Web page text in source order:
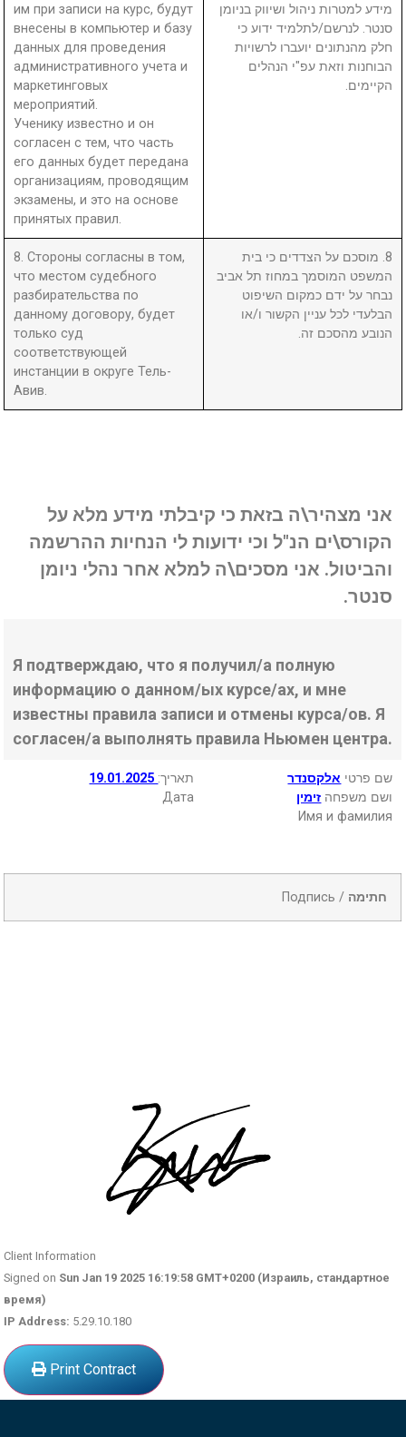
им при записи на курс, будут
внесены в компьютер и базу
данных для проведения
административного учета и
маркетинговых
мероприятий.
Ученику известно и он
согласен с тем, что часть
его данных будет передана
организациям, проводящим
экзамены, и это на основе
принятых правил.
מידע למטרות ניהול ושיווק בניומן
סנטר. לנרשם/לתלמיד ידוע כי
חלק מהנתונים יועברו לרשויות
הבוחנות וזאת עפ"י הנהלים
הקיימים.
8. Стороны согласны в том,
что местом судебного
разбирательства по
данному договору, будет
только суд
соответствующей
инстанции в округе Тель-
Авив.
8. מוסכם על הצדדים כי בית
המשפט המוסמך במחוז תל אביב
נבחר על ידם כמקום השיפוט
הבלעדי לכל עניין הקשור ו/או
הנובע מהסכם זה.
אני מצהיר\ה בזאת כי קיבלתי מידע מלא על
הקורס\ים הנ"ל וכי ידועות לי הנחיות ההרשמה
והביטול. אני מסכים\ה למלא אחר נהלי ניומן
סנטר.
Я подтверждаю, что я получил/а полную
информацию о данном/ых курсе/ах, и мне
известны правила записи и отмены курса/ов. Я
согласен/а выполнять правила Ньюмен центра.
19.01.2025 :תאריך
Дата
שם פרטי אלקסנדר
ושם משפחה זימין
Имя и фамилия
Подпись / חתימה
Client Information
Signed on Sun Jan 19 2025 16:19:58 GMT+0200 (Израиль, стандартное
время)
IP Address: 5.29.10.180
Print Contract